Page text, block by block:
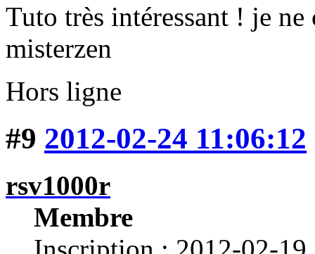
Tuto très intéressant ! je
misterzen
Hors ligne
#9 2012-02-24 11:06:12
rsv1000r
Membre